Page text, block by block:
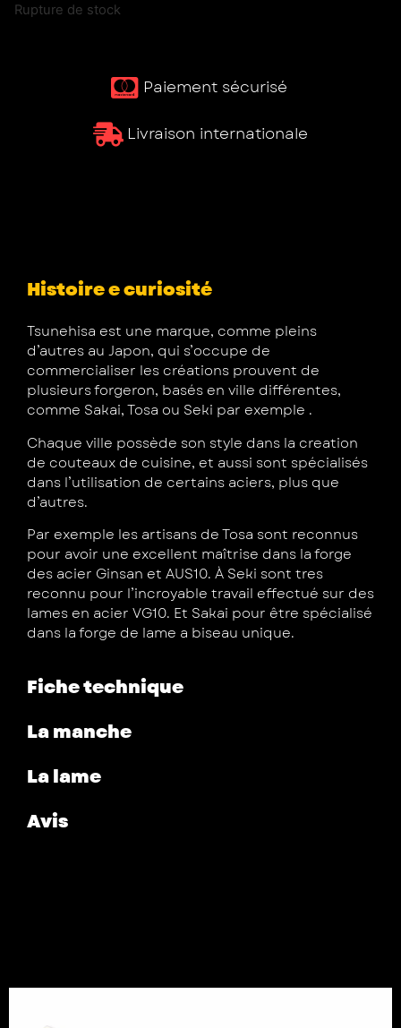
Rupture de stock
Paiement sécurisé ​
Livraison internationale
Histoire e curiosité
Tsunehisa est une marque, comme pleins
d’autres au Japon, qui s’occupe de
commercialiser les créations prouvent de
plusieurs forgeron, basés en ville différentes,
comme Sakai, Tosa ou Seki par exemple .
Chaque ville possède son style dans la creation
de couteaux de cuisine, et aussi sont spécialisés
dans l’utilisation de certains aciers, plus que
d’autres.
Par exemple les artisans de Tosa sont reconnus
pour avoir une excellent maîtrise dans la forge
des acier Ginsan et AUS10. À Seki sont tres
reconnu pour l’incroyable travail effectué sur des
lames en acier VG10. Et Sakai pour être spécialisé
dans la forge de lame a biseau unique.
Fiche technique
La manche
La lame
Avis